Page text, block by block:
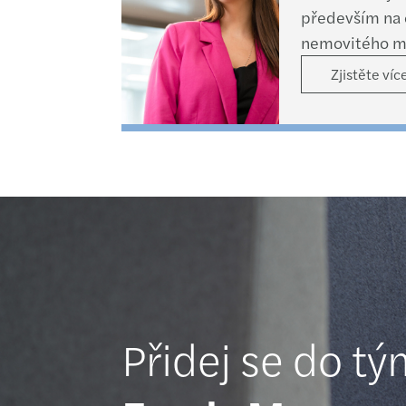
především na
nemovitého
provádíme
podnikovými
pro účely
Zjistěte
Přidej se do